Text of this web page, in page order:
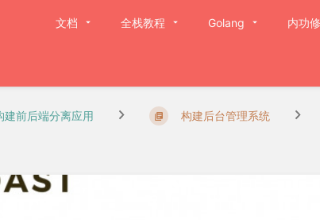
文档 全栈教程 Golang 内功
前后端分离应用 构建后台管理系统